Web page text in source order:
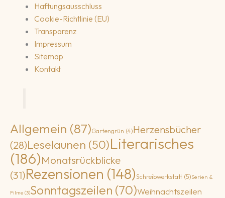
Haftungsausschluss
Cookie-Richtlinie (EU)
Transparenz
Impressum
Sitemap
Kontakt
Allgemein (87)Gartengrün (4)Herzensbücher
(28)Leselaunen (50)Literarisches
(186)Monatsrückblicke
(31)Rezensionen (148)Schreibwerkstatt (5)Serien &
Filme (3)Sonntagszeilen (70)Weihnachtszeilen